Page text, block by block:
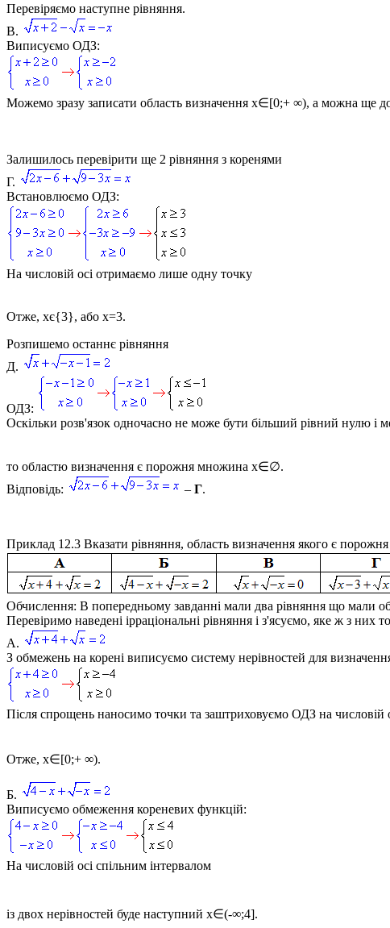
Перевіряємо наступне рівняння.
В.
Виписуємо ОДЗ:
Можемо зразу записати область визначення x∈[0;+ ∞), а можна ще
Залишилось перевірити ще 2 рівняння з коренями
Г.
Встановлюємо ОДЗ:
На числовій осі отримаємо лише одну точку
Отже, xє{3}, або x=3.
Розпишемо останнє рівняння
Д.
ОДЗ:
Оскільки розв'язок одночасно не може бути більший рівний нулю і
то областю визначення є порожня множина x∈∅.
Відповідь:
– Г.
Приклад 12.3 Вказати рівняння, область визначення якого є
Обчислення: В попередньому завданні мали два рівняння що мали
Перевіримо наведені ірраціональні рівняння і з'ясуємо, яке ж з них
А.
З обмежень на корені виписуємо систему нерівностей для
Після спрощень наносимо точки та заштриховуємо ОДЗ на числовій
Отже, x∈[0;+ ∞).
Б.
Виписуємо обмеження кореневих функцій:
На числовій осі спільним інтервалом
із двох нерівностей буде наступний x∈(-∞;4].